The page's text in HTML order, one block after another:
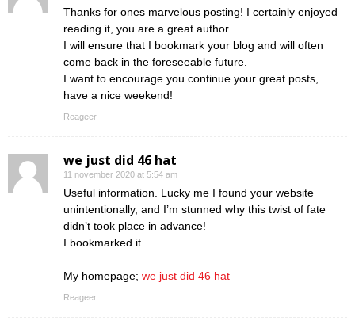
Thanks for ones marvelous posting! I certainly enjoyed
reading it, you are a great author.
I will ensure that I bookmark your blog and will often
come back in the foreseeable future.
I want to encourage you continue your great posts,
have a nice weekend!
Reageer
we just did 46 hat
11 november 2020 at 5:54 am
Useful information. Lucky me I found your website
unintentionally, and I’m stunned why this twist of fate
didn’t took place in advance!
I bookmarked it.
My homepage; we just did 46 hat
Reageer